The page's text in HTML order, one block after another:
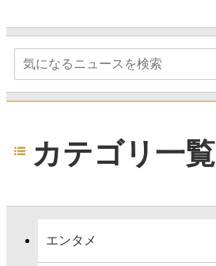
カテゴリ一覧
エンタメ